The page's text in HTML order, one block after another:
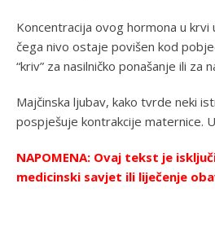
Koncentracija ovog hormona u
čega nivo ostaje povišen kod
“kriv” za nasilničko ponašanje ili
Majčinska ljubav, kako tvrde neki
pospješuje kontrakcije maternice.
NAPOMENA: Ovaj tekst je
medicinski savjet ili liječenje